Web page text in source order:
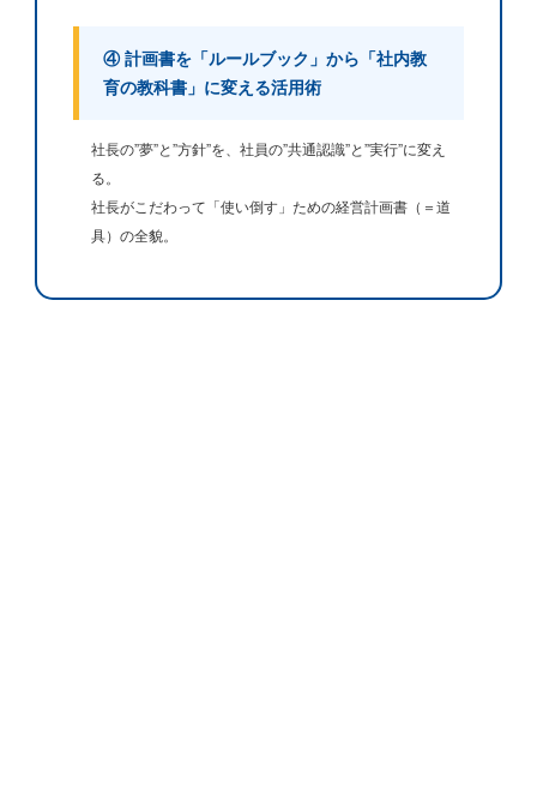
④ 計画書を「ルールブック」から「社内教
育の教科書」に変える活用術
社長の”夢”と”方針”を、社員の”共通認識”と”実行”に変え
る。
社長がこだわって「使い倒す」ための経営計画書（＝道
具）の全貌。